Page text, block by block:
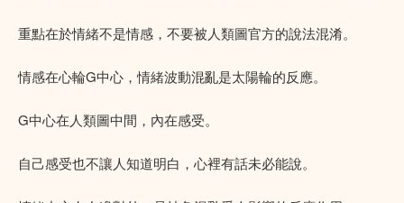
重點在於情緒不是情感，不要被人類圖官方的說法混淆。
情感在心輪G中心，情緒波動混亂是太陽輪的反應。
G中心在人類圖中間，內在感受。
自己感受也不讓人知道明白，心裡有話未必能說。